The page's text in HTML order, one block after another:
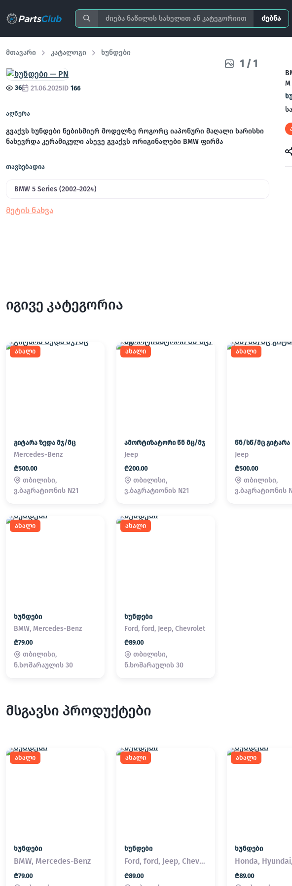
ძებნა
მთავარი კატალოგი ხუნდები
1 /1
36 21.06.2025ID 166
აღწერა
გვაქვს ხუნდები ნებისმიერ მოდელზე როგორც იაპონური მაღალი ხარისხი
ნახევრდა კერამიკული ასევე გვაქვს ორიგინალები BMW ფირმა
თავსებადია
BMW 5 Series (2002–2024)
იგივე კატეგორია
ახალი
გიტარა ზედა მჯ/მც
Mercedes-Benz
₾500.00
თბილისი,
ვ.ბაგრატიონის N21
ახალი
ამორტიზატორი წნ მც/მჯ
Jeep
₾200.00
თბილისი,
ვ.ბაგრატიონის N21
ახალი
წნ/სწ/მც გიტარა
Jeep
₾500.00
თბილისი,
ვ.ბაგრატიონის
ახალი
ხუნდები
BMW, Mercedes-Benz
₾79.00
თბილისი,
ნ.ხოშარაულის 30
ახალი
ხუნდები
Ford, ford, Jeep, Chevrolet
₾89.00
თბილისი,
ნ.ხოშარაულის 30
მსგავსი პროდუქტები
ახალი
ხუნდები
BMW, Mercedes-Benz
₾79.00
ახალი
ხუნდები
Ford, ford, Jeep, Chevrolet
₾89.00
ახალი
ხუნდები
₾89.00